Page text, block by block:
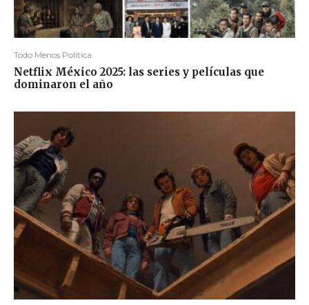
Todo Menos Política
Netflix México 2025: las series y películas que
dominaron el año